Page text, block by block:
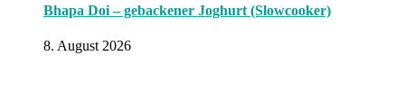
Bhapa Doi – gebackener Joghurt (Slowcooker)
8. August 2026